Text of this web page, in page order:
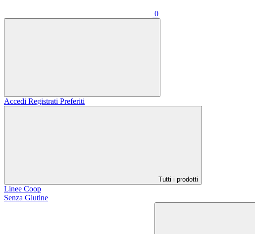
0
Accedi Registrati Preferiti
Tutti i prodotti
Linee Coop
Senza Glutine